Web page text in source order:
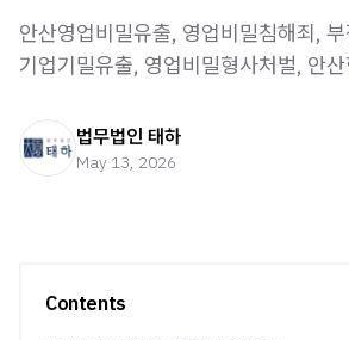
안산영업비밀유출, 영업비밀침해죄,
기업기밀유출, 영업비밀형사처벌, 안
법무법인 태하
May 13, 2026
Contents